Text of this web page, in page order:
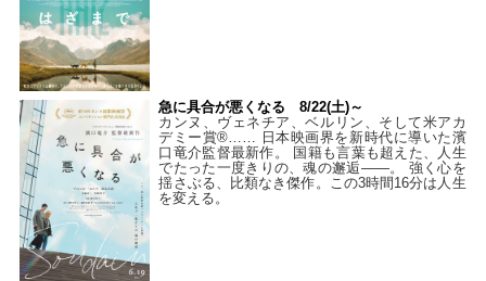
急に具合が悪くなる 8/22(土)～
カンヌ、ヴェネチア、ベルリン、そして米アカ
デミー賞®…… 日本映画界を新時代に導いた濱
口竜介監督最新作。 国籍も言葉も超えた、人生
でたった一度きりの、魂の邂逅――。 強く心を
揺さぶる、比類なき傑作。この3時間16分は人生
を変える。